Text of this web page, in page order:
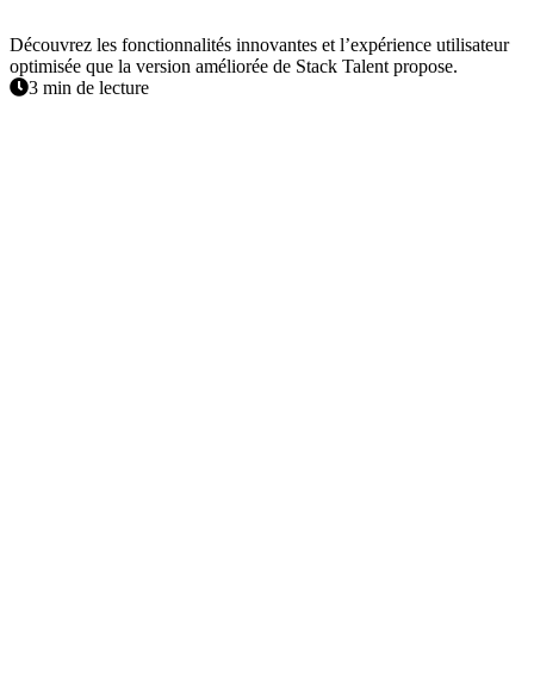
Découvrez les fonctionnalités innovantes et l’expérience utilisateur
optimisée que la version améliorée de Stack Talent propose.
3 min de lecture